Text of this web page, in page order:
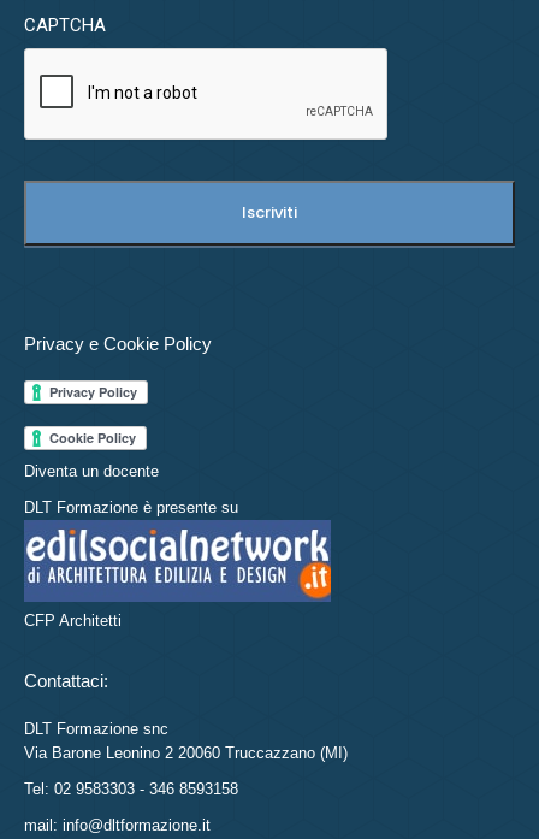
CAPTCHA
Privacy e Cookie Policy
Diventa un docente
DLT Formazione è presente su
CFP Architetti
Contattaci:
DLT Formazione snc
Via Barone Leonino 2 20060 Truccazzano (MI)
Tel: 02 9583303 - 346 8593158
mail: info@dltformazione.it